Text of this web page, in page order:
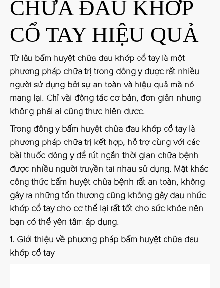
CHỮA ĐAU KHỚP
CỔ TAY HIỆU QUẢ
Từ lâu bấm huyệt chữa đau khớp cổ tay là một
phương pháp chữa trị trong đông y được rất nhiều
người sử dụng bởi sự an toàn và hiệu quả mà nó
mang lại. Chỉ vài động tác cơ bản, đơn giản nhưng
không phải ai cũng thực hiện được.
Trong đông y bấm huyệt chữa đau khớp cổ tay là
phương pháp chữa trị kết hợp, hỗ trợ cùng với các
bài thuốc đông y để rút ngắn thời gian chữa bệnh
được nhiều người truyền tai nhau sử dụng. Mặt khác
công thức bấm huyệt chữa bệnh rất an toàn, không
gây ra những tổn thương cũng không gây đau nhức
khớp cổ tay cho cơ thể lại rất tốt cho sức khỏe nên
bạn có thể yên tâm áp dụng.
1. Giới thiệu về phương pháp bấm huyệt chữa đau
khớp cổ tay